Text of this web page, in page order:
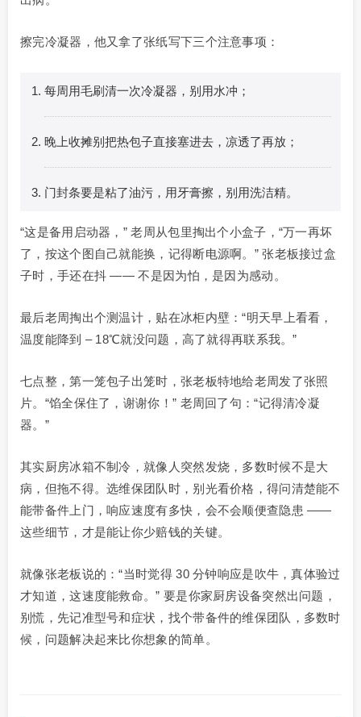
擦完冷凝器，他又拿了张纸写下三个注意事项：
每周用毛刷清一次冷凝器，别用水冲；
晚上收摊别把热包子直接塞进去，凉透了再放；
门封条要是粘了油污，用牙膏擦，别用洗洁精。
“这是备用启动器，” 老周从包里掏出个小盒子，“万一再坏
了，按这个图自己就能换，记得断电源啊。” 张老板接过盒
子时，手还在抖 —— 不是因为怕，是因为感动。
最后老周掏出个测温计，贴在冰柜内壁：“明天早上看看，
温度能降到 – 18℃就没问题，高了就得再联系我。”
七点整，第一笼包子出笼时，张老板特地给老周发了张照
片。“馅全保住了，谢谢你！” 老周回了句：“记得清冷凝
器。”
其实厨房冰箱不制冷，就像人突然发烧，多数时候不是大
病，但拖不得。选维保团队时，别光看价格，得问清楚能不
能带备件上门，响应速度有多快，会不会顺便查隐患 ——
这些细节，才是能让你少赔钱的关键。
就像张老板说的：“当时觉得 30 分钟响应是吹牛，真体验过
才知道，这速度能救命。” 要是你家厨房设备突然出问题，
别慌，先记准型号和症状，找个带备件的维保团队，多数时
候，问题解决起来比你想象的简单。